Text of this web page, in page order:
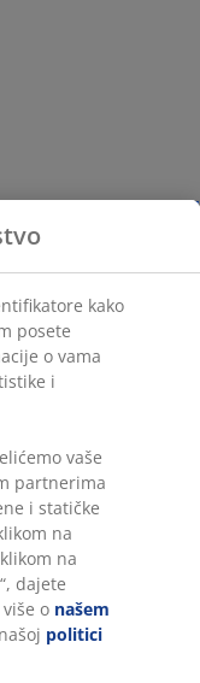
kako
posete
o vama
i
vaše
partnerima
i statičke
na
na
dajete
o našem
politici